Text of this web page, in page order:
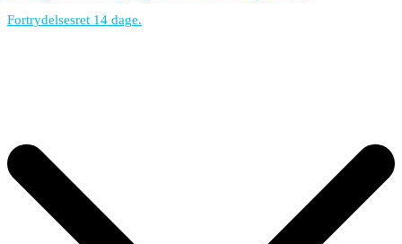
Fortrydelsesret 14 dage.